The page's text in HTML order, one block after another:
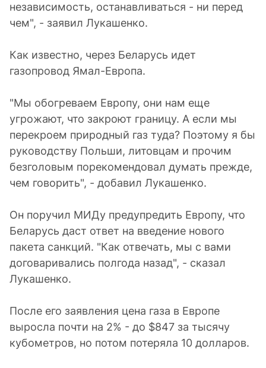
независимость, останавливаться - ни перед
чем", - заявил Лукашенко.
Как известно, через Беларусь идет
газопровод Ямал-Европа.
"Мы обогреваем Европу, они нам еще
угрожают, что закроют границу. А если мы
перекроем природный газ туда? Поэтому я бы
руководству Польши, литовцам и прочим
безголовым порекомендовал думать прежде,
чем говорить", - добавил Лукашенко.
Он поручил МИДу предупредить Европу, что
Беларусь даст ответ на введение нового
пакета санкций. "Как отвечать, мы с вами
договаривались полгода назад", - сказал
Лукашенко.
После его заявления цена газа в Европе
выросла почти на 2% - до $847 за тысячу
кубометров, но потом потеряла 10 долларов.